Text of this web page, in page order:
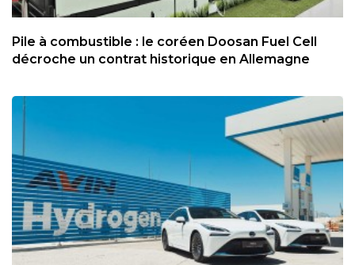
Pile à combustible : le coréen Doosan Fuel Cell
décroche un contrat historique en Allemagne